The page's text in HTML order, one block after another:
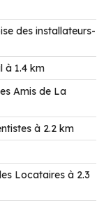
des installateurs-
à 1.4 km
Amis de La
à 2.2 km
Locataires à 2.3